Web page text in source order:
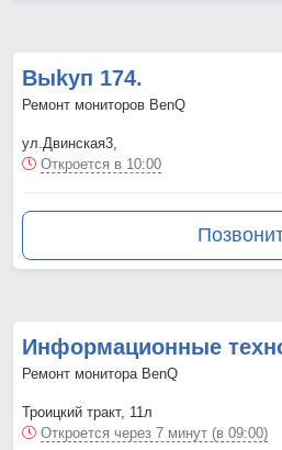
Выkуп 174.
Ремонт мониторов BenQ
ул.Двинская3,
Откроется в 10:00
Информационные
Ремонт монитора BenQ
Троицкий тракт, 11л
Откроется через 7 минут (в 09:00)